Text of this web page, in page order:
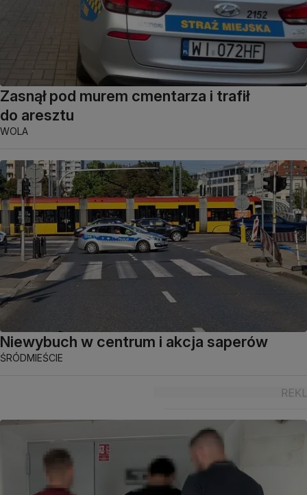
Zasnął pod murem cmentarza i trafił
do aresztu
WOLA
Niewybuch w centrum i akcja saperów
ŚRÓDMIEŚCIE